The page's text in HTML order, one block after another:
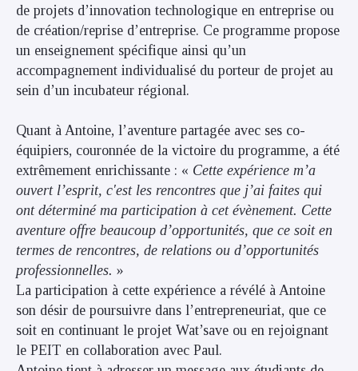
de projets d’innovation technologique en entreprise ou
de création/reprise d’entreprise. Ce programme propose
un enseignement spécifique ainsi qu’un
accompagnement individualisé du porteur de projet au
sein d’un incubateur régional.
Quant à Antoine, l’aventure partagée avec ses co-
équipiers, couronnée de la victoire du programme, a été
extrêmement enrichissante : « Cette expérience m’a
ouvert l’esprit, c'est les rencontres que j’ai faites qui
ont déterminé ma participation à cet évènement. Cette
aventure offre beaucoup d’opportunités, que ce soit en
termes de rencontres, de relations ou d’opportunités
professionnelles. »
La participation à cette expérience a révélé à Antoine
son désir de poursuivre dans l’entrepreneuriat, que ce
soit en continuant le projet Wat’save ou en rejoignant
le PEIT en collaboration avec Paul.